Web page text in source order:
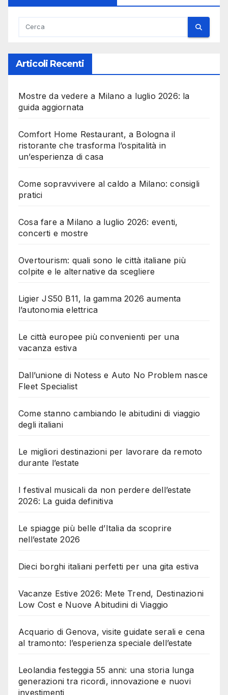
Articoli Recenti
Mostre da vedere a Milano a luglio 2026: la
guida aggiornata
Comfort Home Restaurant, a Bologna il
ristorante che trasforma l’ospitalità in
un’esperienza di casa
Come sopravvivere al caldo a Milano: consigli
pratici
Cosa fare a Milano a luglio 2026: eventi,
concerti e mostre
Overtourism: quali sono le città italiane più
colpite e le alternative da scegliere
Ligier JS50 B11, la gamma 2026 aumenta
l’autonomia elettrica
Le città europee più convenienti per una
vacanza estiva
Dall’unione di Notess e Auto No Problem nasce
Fleet Specialist
Come stanno cambiando le abitudini di viaggio
degli italiani
Le migliori destinazioni per lavorare da remoto
durante l’estate
I festival musicali da non perdere dell’estate
2026: La guida definitiva
Le spiagge più belle d’Italia da scoprire
nell’estate 2026
Dieci borghi italiani perfetti per una gita estiva
Vacanze Estive 2026: Mete Trend, Destinazioni
Low Cost e Nuove Abitudini di Viaggio
Acquario di Genova, visite guidate serali e cena
al tramonto: l’esperienza speciale dell’estate
Leolandia festeggia 55 anni: una storia lunga
generazioni tra ricordi, innovazione e nuovi
investimenti